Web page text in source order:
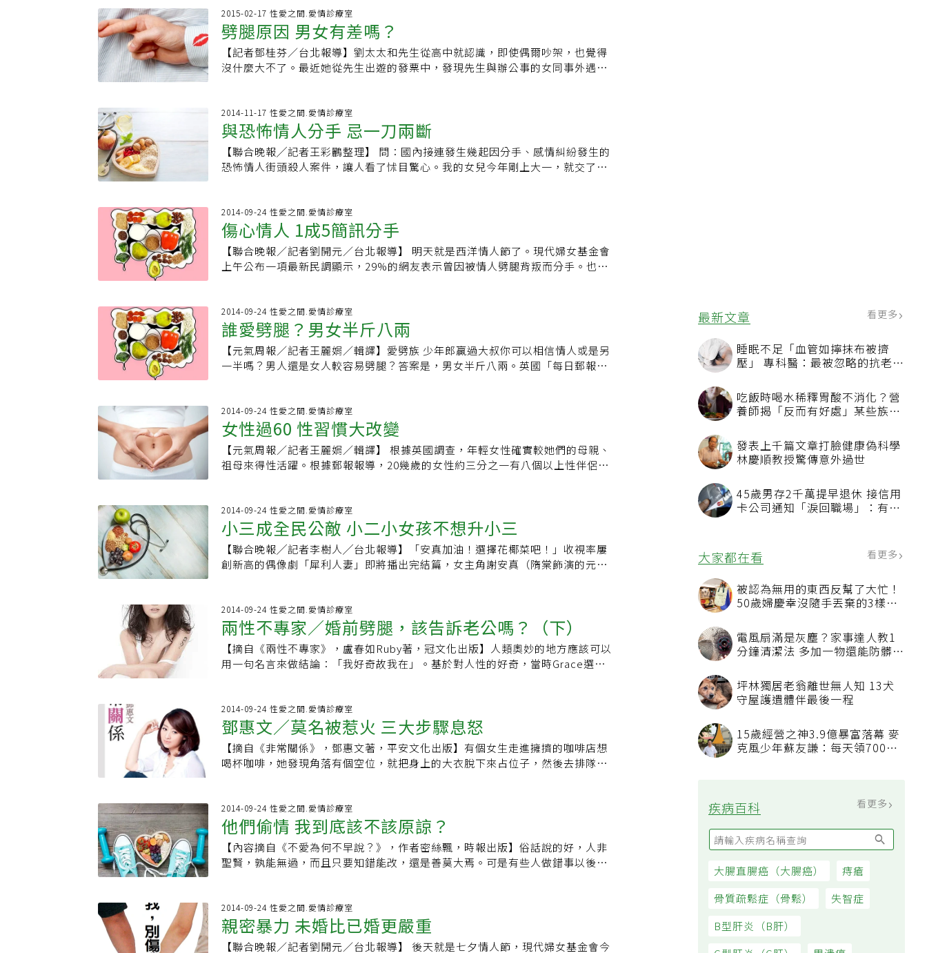
最新文章 看更多
睡眠不足「血管如擰抹布被擠
壓」 專科醫：最被忽略的抗老方
吃飯時喝水稀釋胃酸不消化？營
養師揭「反而有好處」某些族群
發表上千篇文章打臉健康偽科學
林慶順教授驚傳意外過世
45歲男存2千萬提早退休 接信用
卡公司通知「淚回職場」：有錢
大家都在看 看更多
被認為無用的東西反幫了大忙！
50歲婦慶幸沒隨手丟棄的3樣物
電風扇滿是灰塵？家事達人教1
分鐘清潔法 多加一物還能防髒汙
坪林獨居老翁離世無人知 13犬
守屋護遺體伴最後一程
15歲經營之神3.9億暴富落幕 麥
克風少年蘇友謙：每天領700元
疾病百科 看更多
大腸直腸癌（大腸癌）
痔瘡
骨質疏鬆症（骨鬆）
失智症
B型肝炎（B肝）
背叛，堅決不要這段婚姻了，這也是一種選擇。時代在改變，外遇發生者已不全
然是男性，以前大部份外遇業務是元配氣急敗壞要求調查老公的婚外情，現在有
兩、三成的外遇業務是由男性委託調查老婆是否外面有了小王。重建信任5步驟林
萃芬認為，重建信任不容易，在她處理的夫妻諮商中，假設來了20對夫妻，通常
有19對可以走出困境，這是一條雖不容易卻可以行得通的道路。1.設定目標。兩
2.找到可溝通的平台。釐清外遇事件對彼此造成什麼影響，同時對夫妻雙方做預
告，被背叛者容易出現的情緒或行為，「她的強迫性思考不是自己可以控制的，
是自動跑出來自動播放」，了解被背叛者的歷程後，接納度就會提高。3.成為接
收情緒的容器。不管對方丟什麼球都要去接，要盡量讓對方說，傾訴感受是修復
信任很重要的一環，正確的應對可以讓另一半受傷的心慢慢療癒。4.寫紀錄。在
說的，要用行動來表達，需要不斷地印證。 重建愛的能量根據內政部統計，台灣
離婚在2020年高達5萬1,680對，位居亞洲之冠，以「35歲至39歲」為離婚率最高
的年齡層中，在2020年已突破一萬對。當婚姻出現裂痕，選擇留下或離開，在乎
一心。不妨靜下心來問自己：「還感受得到愛意如何捨得放手？自己的底線在哪
裡？留在婚姻裡的理由是什麼？要如何分辨另一半是不是適合我？」婚姻是一場
的苦難，看清自己的選擇，決定未來該怎麼度日，積極走出泥沼。延伸閱讀: 。外
遇、劈腿是天性？ 國外醫學期刊：「睪固酮濃度高低」影響偷吃關鍵 。另一半老
是劈腿怎麼辦？
人，不敢交朋友，也不敢認識人，我很孤單。」最後一根稻草或許出在於雙方對
婚姻的觀念差距過大，蔡依林受訪曾表示：「結婚可以，但是不想要有小孩。」
錦榮卻非常想要小孩，同時他也透露結婚3大條件：「婚戒不離手、老婆冠夫姓、
夫妻財產共有」，如此傳統的觀念也和蔡依林獨立自主的個性相距甚遠，種種原
因導致了兩人最終離散的結果。走過多段刻骨銘心的戀情，被劈腿、不被男方媽
我還是很期待可以讓我幼稚的人。」即使被傷過、失望過，她還是沒有停止找尋
那個人，可以讓她褪下在眾人面前建立的女王形象，不需要呈現完美的妝容，或
是性感的舞步，只求能安心做回一位幼稚的小女孩。延伸閱讀： 還在買一大袋
Costco貝果回家吃？它是麵包中最糟的選擇！專家揭：10類麵包中，最健康的原
來是「它」
臺？」「找關係，花了幾萬塊錢。」「實習還要花錢？」「今年七月臺裡要招一
批人，肯定先從實習生裡面篩選。」「你想留臺裡？」「是啊，我想當主播。」
「什麼？你看那些同事，都在找下家了，電視臺有什麼可待的……」他又重複了
一遍：「我想當主播。」他是農村的孩子，小時候就想當主播。就是這麼簡單。
「我從小到大都是學校的節目主持人。」他還挺執拗的。她喜歡。「那你當吧，
當到三十五歲，混成個製作人什麼的。電視臺只要不倒，中層就還有好日子
過。」「我不想當製作人，我只想當主播。」這人腦子一定進水了。她直接拋出
關鍵：「你怎麼保證你能留臺裡？」他的學歷是大問題，他一個農村家庭的孩
子，還能有多少錢往裡砸？要憑真本事競爭？拜託，他還沒有那種驚為天人的出
裡。父母一問他的家庭狀況，都罵她糊塗。「我們不是在談戀愛。」謝芃噘著
嘴。「那你幫他幹什麼？又要浪費我的人情。」「我被他的理想感動了。你們知
道嗎，理想。」謝芃重重地用筷子點著碗底。她媽聽說夏宇都沒提過到她家來拜
訪，嘆了口氣：「剃頭挑子一頭熱。」才不是！夏宇是個禁欲系男生，死腦筋，
提，他就有希望。她父母的一句話，頂夏宇多少萬往裡砸。夏宇說自己沒衣服穿
了，讓謝芃幫忙參考買幾件實惠又體面的衣服。謝芃帶他到一家商場，夏宇一看
吊牌價，狀如呆鵝。「哎呀，我幫你買。」謝芃把他推進更衣室。換了衣服出
來，果然很帥。謝芃跳到他面前，在試衣鏡前挽著他的胳膊擺造型：「配得一臉
帥！」夏宇死活不讓謝芃出錢，這倒讓她不好意思。她逼著人家買貴衣服，說不
壯，「我不是別人！」他不再接話，拎著大包小包往外走。也不知道為什麼氣氛
怪怪的，謝芃心裡那麼潮濕，像蒸籠，他卻巋然不動，她有點惱羞成怒，又找不
到點爆發。兩人都忘了按電梯，跟著一行人到了地下二層。電梯門一打開，一整
層車。謝芃馬上忘記了剛才的不高興，她指著一台說：「我就準備買這個！怎麼
樣？」「挺好……不過我不懂這些。」謝芃開始大談特談新媒體創業，誰誰做自
收費應用軟體已經做成龍頭老大啦……夏宇說：「你穿高跟鞋磨不磨腳？我背你
走吧。」他當真把她背起來，她手掛在他脖子上，拎著自己的高跟鞋。再往下
看，雪白的腳丫子在他身體兩側晃啊晃。謝芃在他背上無聊，想起有一次兩人一
起去採訪農民騸羊。不用麻藥，一個小鐵鉤子，在火上燎一下，一戳進去就把蛋
蛋鉤出來了。都還沒來得及流血，灰白色的蛋蛋「噗」一下扔進塑膠袋。專門有
表揚的。她把腳翹起來，用大拇腳趾比了個「讚」。夏宇大笑起來，她得意地
問：「你會嗎？你做給我看？」「以後有機會。」什麼時候有機會呢，他永遠穿
著鞋。或許是在床上的時候吧。太陽暖暖地照在他們相互交織的腿上，他突然
地，用兩隻腳比「讚」。她想想，都覺得快樂。謝芃的實習期快結束了，她讓夏
宇請她吃飯，她負責幫他搞定留下的事。夏宇提了一家市裡最好的餐廳，謝芃奸
過，喝了一杯，剩下的都被謝芃喝了。一喝多，她就開始暢想她不可估量的未
來，她的豪宅她的豪車，她終於擺脫了父母的壓制變成強者，變成他們的驕傲——
她只需要短短幾年就可以完成人生中最盛大的反叛。而夏宇呢，她不需要他做什
麼，他只負責做一個好主播，回家只拍好馬屁就行了。謝芃的理智開始模糊。夏
宇要送她回家，她賴著不走；夏宇要來背她，她把臉仰過去：「親我。」夏宇
處男？」他不搭理她。「你生氣了？」他還不理她。「你介意這個？」他終於開
口：「我不介意。」總之有點掃興，他還是把她送回去了。謝芃有點懊惱地問：
「夏宇，你喜歡我嗎？」「喜歡。」「我也覺得喜歡，你沒有理由不喜歡。」夏
宇如願留在電視臺，調到民生節目組做主播。謝芃則要創業，她的朋友邀請她去
深圳投奔一個已經初具規模的小公司，夏宇鼓勵她去。他替她買了個行李箱，很
去，夏宇把嘴唇印在她額頭上，摁著她的頭，印了很久。她覺得他是認真的，用
心的。「你要乖乖地等我，不許被小騷蹄子勾跑了。」她撒嬌。夏宇揉了一下她
的頭髮。謝芃到了深圳，每天晚上給夏宇發訊息，打電話。一切都進展得很順
活沒有其他重心。心裡想的永遠只有愛你愛你愛你愛你，也不管家裡米缸有沒有
米，也不管敘利亞有多少難民，只管愛你。6.對所有人與事欠缺憐憫心與同情
心。認為這世界上強者就是掌握一切，弱者就是活該倒霉，沒有資格活在世界
上。7.自己永遠是對的，所有人都對不起他，對於不順從他的人會有激烈的恨
意。如果事情出錯，一定是別人的錯，或者是不聽他的話才有錯。一般人對於不
狗等方式讓自己好過，因為通常他會對自己有強烈的優越感。9.無時無刻懷疑另
一半劈腿，掌控所有的通訊軟體、包括手機簡訊、電子郵件等。另一半必須一直
對他表達忠誠度，而且藉由放棄隱私權的方式讓他開心，但是他還是會從蛛絲馬
跡中不斷的吹毛求疵，然後找到藉口暴力相向。10.如果對於輕微家暴一再容忍，
自己。你以為你是擁抱他的燦爛，但其實只是擁抱他的腐爛。請你勇敢的提出保
護令，而且遠離汙染源。你媽生你，是讓你來當好人，不是讓你來當奴隸的。你
想當他的媽祖婆，但你其實只是他的受氣包。
以恐懼憤怒為基礎，而不是愛，自然容易引起反感，讓人想要逃離，所以再次被
劈腿只是遲早的問題，但自己卻因為受到傷害，而認為天底下的男人都像烏鴉一
般黑。除了讓自己變得更好，並且跳脫情感創傷所帶來的痛苦，我們也要知道自
己想要的究竟是什麼樣的伴侶。如果想要一隻狗，偏偏找來一隻貓，然後期待自
否符合自己的需求。此外，也一定要記得，人生在世就會不斷的成長改變，所以
現在適合的對象，不見得未來也適合，婚後兩個人還是要有共識，彼此互相包容
磨合，用心經營夫妻關係。婚姻中的兩人是否應該分手，得視雙方對婚姻的看法
而定，有的人認為即使彼此再不適合，還是應該繼續維持婚姻關係；但也有人認
為如果兩個人對於未來想走的路缺乏共識，不如放手祝福彼此。孰好孰壞，沒有
合共同生活，就算婚姻生活乏味得如同嚼蠟，甚至彼此相敬如「冰」，很多人還
是選擇繼續待在婚姻關係中。反之，西方國家如果一對伴侶不再相愛，或意識到
彼此對人生的未來有不同想像時，會比較傾向選擇分手，祝福彼此。兩個人想要
一直一起走下去，最好的辦法就是不斷的為愛加溫，像是抱持感恩、攜手成長、
不願意繼續現在的關係，也要感謝對方曾經的陪伴和付出，真心祝福彼此找到更
適合的伴侶，有子女的夫妻即使分手了，也要繼續關心和照顧孩子。至於下一個
男人或女人是否會更好，就要看一個人是不是能從過去的關係中成長、蛻變和放
下了。
我是喜歡搶奪的感覺，我自己並不這麼認為，往往只是因為看到那個男人的女朋
友，我心裡會有：「啊，那個平凡的女人憑什麼可以擁有這樣的男人。」這種想
法。在二十歲之前，我談過兩段無聊的戀愛，這之後似乎是無法控制的，我就是
會被那些平凡女人身邊的男人吸引。六年前，我開始跟有婦之夫在一起，他是我
國中同學小芹的老公，我閨蜜罵我沒有道德觀念，但我的國中同學小芹跟我從畢
己家有點錢，總是用鼻孔看人，同學會再相聚，她胖了好多，臉也腫腫的，抓著
老公的手介紹：「我先生是律師，自己有律師事務所。」一臉得意的樣子，看了
就討厭。她還說：「以後有什麼法律問題，都可以找我老公喲！」後來我就假藉
有法律上的問題打電話給她老公，我們就這樣開始來往。當小三當了三年，我跟
那麼有名的律師事務所，他一定怕名譽掃地。他氣我威脅他，說我這樣已經觸犯
法律，我當然不怕，每當他生氣，我就用軟的，哭著求他，告訴他我有多愛他、
不能沒有他……。軟硬兼施是對付男人最重要的手段，沒有一個男人不吃這套
的。哭鬧了半年多，他終於離婚了。並且拿著他的離婚證書到我家，要我嫁給
他。本來是我期待已久的結果，但是當我看到那張離婚證書，我再仔細看著眼前
罷了，我只是想要破壞她的幸福，但沒有想要賠上自己的幸福。於是我和他分手
了。雖然他百思不得其解，說他為了我離婚，我不是說沒有他活不下去嗎？我一
樣拿出對付男人的方式，不斷哭著說在他面前我有自卑感，我大學沒念畢業，他
卻是堂堂大律師，我不敢嫁給他，讓我們維持這樣的關係等等。他漸漸軟化，答
方，但是一年多前我開始體重下降，只要肚子餓或是緊張、生氣的時候，我的手
都會抖，而且常常覺得熱而盜汗，雖然瘦是大部分女人都在追求的，但我覺得自
己有點過瘦，我可不希望變成紙片人，那樣才不會吸引男人呢，所以我很擔心一
直變瘦的狀況。而且我本來光滑烏亮的頭髮，近來也變得很毛躁，真是煩死我
了。現在，我正跟另一個有婦之夫在一起，他是我遠房阿姨的先生，算起來等於
去衝浪，許多小夥子還比不上他勒。我跟他其實和上一段小芹的老公有些重疊，
但一如他疼他老婆一樣，他對我也是呵護萬分，雖然明知道我劈腿，卻從來沒有
追問我任何事情，每個月還給我六萬塊零花錢。我這個姨丈生意很成功，現在公
司幾乎交給他弟弟和兒子管，偶爾才去公司看看、開開會。所以他有大把時間陪
心，明明姨丈還很帥又有錢，憑什麼姨媽抓著這個男人不放？我一定會讓姨丈跟
她離婚的。我閨蜜問我難道從來不會有罪惡感嗎？我當然沒有，那些女人只是八
字好才會找到好男人，我得靠自己的努力來爭取，不是嗎？邱老師分析過度要求
完美本來就是一種病態，通常起源於內在對自己的感覺不夠良好，很多父母管教
方式嚴厲，永遠只批評而不肯定孩子，這樣教育出來的小孩，永遠覺得自己不夠
來肯定自己的魅力和價值。但實際上在心底，她無法逃避對自己偷取別人幸福的
批判，所以導致身心失去平衡，再加上長期飲食不均衡的結果，頭髮毛躁、臉上
出現黑斑，夜深人靜時擔心自己有一天年老色衰，再也吸引不了男性的目光，因
此更加想用手段去攫取別人的目光，如此這般她豢養出一隻貪婪的情緒怪獸，現
在這隻怪獸終於回頭啃噬她的健康，這真是標準的「病由心生」。祝福巧蘋能在
面對內在那個渴望被愛、被肯定、被在乎的小孩，告訴那個小孩，她已經長大，
她可以給自己肯定、自己在乎自己，更重要的是，她可以好好愛自己。唯有放過
自己，這個世界才會放過妳，妳才不會覺得處處都是批判的眼光。邱老師飲食建
議李巧蘋症狀：甲狀腺亢進(體重下降、餓或緊張、生氣時會手抖、失眠、盜汗)、
頭髮毛躁、臉上長黑斑甲狀腺亢進的人，在近年來有越來越多的趨勢，因此我在
屎、眼睛乾、眼睛癢、容易長針眼、皮膚黯沉、大便顏色深、大便乾硬、脾氣暴
躁、無名火；還有像巧蘋出現的症狀：頭髮毛躁、臉上長黑斑等。2.成長環境和
遺傳。很多家族有甲亢病史的人，往往帶著一種悲觀的思維：「我一定也逃不
2015-02-17 性愛之間.愛情診療室
劈腿原因 男女有差嗎？
【記者鄧桂芬／台北報導】劉太太和先生從高中就認識，即使偶爾吵架，也覺得
沒什麼大不了。最近她從先生出遊的發票中，發現先生與辦公事的女同事外遇，
報備去向，但她還是無法信任先生。振興醫院身心內科主治醫師袁瑋表示，無論
男女，多數外遇都不是理智的決定，而是受到當下情緒或情境的影響。許多人劈
腿都覺得自己不會被發現，也沒有想過後果會給對方帶來傷害；僅有少數人是為
了傷害對方才去劈腿。袁瑋認為，男女劈腿的原因差異其實不大，大部分是覺得
自己被長期忽略、缺乏肯定，不然就是情感需求及性需求得不到滿足，也可能是
者吸引。那麼，任一方劈腿後，該如何解決？袁瑋表示，感情復原的路並不容
易，但許多真實案例在感情復原之後，都能更好更親密。袁瑋建議劈腿的一方，
先結束另一段關係，誠實面對伴侶的問題，並負起責任。應和對方溝通自己在關
係裡的失望，而不是指責對方造成自己外遇。另外，不需要叫對方不要難過，難
不堪畫面」的事，對重建關係未必有幫助。另外，生活中還有許多問題值得探
討，可尋找支持你的朋友、教會或專業人員，別讓生活只剩下「外遇」這件事。
2014-11-17 性愛之間.愛情診療室
與恐怖情人分手 忌一刀兩斷
【聯合晚報╱記者王彩鸝整理】 問：國內接連發生幾起因分手、感情糾紛發生的
恐怖情人街頭殺人案件，讓人看了怵目驚心。我的女兒今年剛上大一，就交了男
了，家長對子女的感情問題，只能扮演「備詢角色」，最好不要批評對方，因為
熱戀中的男女是聽不進去的；家長愈批評，孩子就什麼都不跟你說，一旦遇到感
情生變時，你可能還在狀況外，不知從何幫起。家長如果不贊成子女戀情，就保
持中立，但要讓孩子明白你的底線在哪裡；如果你的底線是不要有婚前性行為，
不妨用幽默口吻說：「嘿，我還不想那麼年輕就當阿嬤」，同時提醒孩子，一時
提高警覺；萬一孩子什麼都不肯講，這時父母就要拿出「情蒐」的工夫，跟孩子
的好朋友打聽發生什麼事，掌握情資後給予適當的建議和關懷。恐怖情人有時只
在談分手時才現出原形，因此父母平時就可跟孩子聊聊對劈腿、分手的看法；結
婚後都可能離婚，戀愛分手更是正常的事。兩人真心相愛卻分手，通常需要3至6
以言語激怒或羞辱對方，並傳達「不是你不好，而是我們不適合」的訊息，給對
方保留面子並安撫情緒。家長可以教導孩子，如果起衝突時，最好想辦法安全離
開現場，別跟對方爭輸贏，感情的事一旦落入爭輸贏的局面，最後都是輸家，甚
至要付出慘痛代價。孩子談戀愛時，要提醒他，不要驟然關進兩人世界，尤其女
孩要多認識男朋友的同學、同事、老師和家人，從中了解他個性的更多面向，認
2014-09-24 性愛之間.愛情診療室
傷心情人 1成5簡訊分手
【聯合晚報／記者劉開元／台北報導】 明天就是西洋情人節了。現代婦女基金會
上午公布一項最新民調顯示，29%的網友表示曾因被情人劈腿背叛而分手。也有
夕透過Yahoo新聞民調合作，公佈網友的「戀愛分手EQ大調查」，共有21,595位
網友參與票選。問及曾用過的分手方式，有26%使用「當面懇談或談判」。但有
63%的網友傾向以不見面的方式分手。其中選擇「逃避等待自然情感消逝」的比
率佔17%，顯示仍有相當多人選擇「冷處理」。調查也顯示15%的民眾選擇以
「手機簡訊」方式分手。以打電話分手的比例則佔14%。分析顯示，年長網友較
2014-09-24 性愛之間.愛情診療室
誰愛劈腿？男女半斤八兩
【元氣周報／記者王麗娟／輯譯】愛劈族 少年郎贏過大叔你可以相信情人或是另
一半嗎？男人還是女人較容易劈腿？答案是，男女半斤八兩。英國「每日郵報」
的年輕小伙子，不是臨老入花叢60歲以上的男性。約18%的少年郎坦承禁不住誘
惑，但只有14%的資深熟男向外遇繳械。中年男 最能原諒妻出牆最效忠一夫一妻
制的是40-49歲的男人，可能是升格當父親，自覺責任重大，僅5%的人表示有
「外婆」。最能原諒老婆一時迷惑的，也是40-49歲的中年男性，76%最後選擇原
諒。最不能原諒女性外遇的，是20幾歲的男性，有三分之二不能接受事實，可能
路情有增加趨勢，尤其是只問肉體的出軌。搞網路情的，以50-59歲婦女最多，
21%表示透過不同網站交友，這點可能與一般人的想像不同。社會心理學家伍德
說，其中涉及所謂的不恰當的親密關係。有些人寧可上社交網站大談自己的私生
活細節，卻不願意告訴另一半，伍德認為這種行為和背叛無異。中年婦女蘇珊
信心升高，且不再有幼兒需要把屎把尿，生活焦點重新回到自己的需求。相反
地，正值事業顛峰，35-49歲的男性則變得很安於室。被抓包 50熟女離婚居多50
幾歲的女性中，高達74%表示從未被老公發現自己不忠。54歲蘇珊的老公至今也
被蒙在鼓裡，否則根據調查，蘇珊年齡的女性，一旦被發現讓老公戴綠帽，離婚
收場的居多。50-59歲的女性偷腥被抓包，有37%婚姻破裂，而20-49歲的女性被
立、活躍、迷人的女性，在外遇的體貼下，不再自憐年華老去或是被迫留在不快
樂的婚姻中。※延伸閱讀》‧誰愛劈腿？男女半斤八兩‧女性過60 性習慣大改變
【更多精采內容，請見元氣周報】
2014-09-24 性愛之間.愛情診療室
女性過60 性習慣大改變
【元氣周報／記者王麗娟／輯譯】 根據英國調查，年輕女性確實較她們的母親、
祖母來得性活躍。根據郵報報導，20幾歲的女性約三分之一有八個以上性伴侶，
女性，50-59歲的一組和60歲以上的一組差很大，前者高達30%，後者僅14%，
兩者差16%之多，顯示60歲以上的人，性習慣大為改變。英國女性外遇調查●對
現任伴侶不忠的女性20-29歲→ 9%30-39歲→ 8%40-49歲→11%50-59歲→13%
逾60歲 →18%●成功隱瞞外遇的女性20-29歲→74%30-39歲→41%40-49歲
→39%50-59歲→74%逾60歲 →58%●原諒伴侶不忠的女性20-29歲→ 95%30-
2014-09-24 性愛之間.愛情診療室
小三成全民公敵 小二小女孩不想升小三
【聯合晚報╱記者李樹人╱台北報導】「安真加油！選擇花椰菜吧！」收視率屢
創新高的偶像劇「犀利人妻」即將播出完結篇，女主角謝安真（隋棠飾演的元
抱，就要罷看結局。「如果繞了一大圈，安真還是回去的話，就完全不重視觀眾
的心情，被耍的感覺很不好受。不但罷看，連下齣偶像劇也不會再看！ 」隨著劇
情即將結束，類似留言也充斥在「犀利人妻」網站留言版中，觀眾甚至以罷看為
威脅，希望「花椰菜」能與謝安真在一起。許多人都在網上勸告謝安真，千萬不
要回到瑞凡身邊，眼睛要睜亮，藍天蔚（花椰菜）不錯的，連花媽也喜歡她，能
那又有什麼不能夠接受呢？希望安真接受藍天蔚吧！相較之下，支持負心漢、劈
腿郎「溫瑞凡」（溫昇豪飾演）的網友就明顯較少，臭罵他的留言倒是一堆。
「你的良心被狗啃？這種壞女人也看得上」、「嚐嚐被拋棄的滋味吧！」、「活
該啦、負心漢！」對於「小三」黎薇恩（朱芯儀飾演），網友們更沒有好話，有
要出現在公共場合。在劇情的推波助瀾之下，「小三」已成全民公敵。網路上最
近就流傳著這麼一則笑話。就讀小二的女兒放學回家，吵著跟媽媽說，自己想要
跳級。媽媽問為什麼？答案竟然是小女生不想當「小三」，擔心被人唾棄。連小
女生都不想跟小三沾上邊，可見這股反「小三」的勢力有多強大。
2014-09-24 性愛之間.愛情診療室
兩性不專家／婚前劈腿，該告訴老公嗎？（下）
【摘自《兩性不專家》，盧春如Ruby著，冠文化出版】人類奧妙的地方應該可以
用一句名言來做結論：「我好奇故我在」。基於對人性的好奇，當時Grace選擇
感覺……這種狀況發生的機率，其實比你我想像得還要普遍。話說，我認識的另
一位女性朋友，同樣的也面臨過類似的情形。她與老公也是初戀交往到結婚，但
是，她生命中的第二個男人偏偏在她準備踏入禮堂的前夕出現了！後來，她甚至
愛上了這個男人，並且跟老公坦承了一切。然而她老公並沒有放棄，反而選擇接
受她，兩人最後還是步入結婚禮堂。從這次的經歷中，她得到的經驗是難以忘懷
年輕了一遍，我感受到的是與老公全然不同，甚至不曾給予過的熱情。那種感
覺，讓我好像再度回到初戀時的亢奮……」回到案例中的女主角Grace身上，我
們也看到，她並不是愛上另一個男人，她很清楚明白的知道老公對她的好，所以
她並沒有打算要傷害老公，或者因此心生動搖。事實上，她只是很誠實的面對自
悉，好像曾經在哪裡聽過……「我沒有不愛妳，我會跟她上床只是一時衝動，以
後不會再有了！」「我跟她只上過一次床而已，對我來說根本一點意義都沒有～
真的！我發誓我還是愛妳的！」「那個小姐是我們總經理叫到我房間裡的，我總
2014-09-24 性愛之間.愛情診療室
鄧惠文／莫名被惹火 三大步驟息怒
【摘自《非常關係》，鄧惠文著，平安文化出版】有個女生走進擁擠的咖啡店想
喝杯咖啡，她發現角落有個空位，就把身上的大衣脫下來占位子，然後去排隊點
說：「妳人又不在這裡啊！」她不悅地回道：「我的大衣在這裡！被你們推到旁
邊了！」對方接著說了一句：「今天客人這麼多，妳要位子就要人來坐啊！不能
用衣服占位子！」這下子讓這個女生忍不住抓狂了，她一屁股坐下來，大喊：
「我就是要坐在這裡！」接著，她一不小心，竟然把手上的咖啡打翻了！但現在
為了占位置，她無法再去櫃台點一杯咖啡，就只能尷尬地坐在那裡，陷入進退兩
是足以讓人心痛，大哭也是可以理解的！每個人都有一個生氣的引爆點，在生氣
的情緒底下潛藏著一些複雜的感受，不要說是旁人，就連當事人也不一定瞭解自
己在氣什麼。我們不妨試著想想，這個女生覺得生氣又受傷的心情是怎麼回事
2014-09-24 性愛之間.愛情診療室
他們偷情 我到底該不該原諒？
【內容摘自《不愛為何不早說？》，作者密絲飄，時報出版】俗話說的好，人非
聖賢，孰能無過，而且只要知錯能改，還是善莫大焉。可是有些人做錯事以後的
人有可能是意外而不是故意，因為誰也不知為何有人突然衝出來。在摩肩擦踵的
士林夜市上踩到人的腳可能是意外不是故意，因為後面的人推了妳一把。愛上不
該愛的人可能是意外，但外遇卻不是，因為妳是有選擇的！「感情在天雷地火之
2014-09-24 性愛之間.愛情診療室
親密暴力 未婚比已婚更嚴重
【聯合晚報／記者劉開元／台北報導】 後天就是七夕情人節，現代婦女基金會今